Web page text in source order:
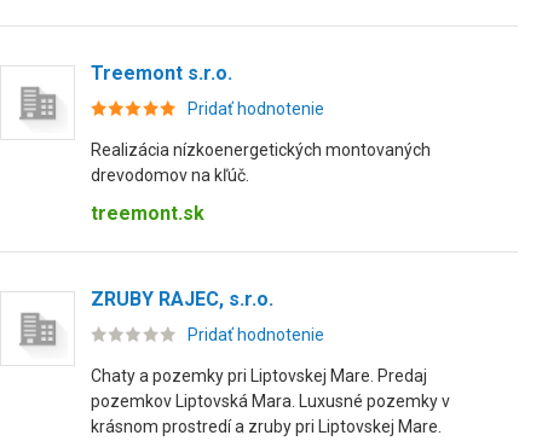
Treemont s.r.o.
Pridať hodnotenie
Realizácia nízkoenergetických montovaných
drevodomov na kľúč.
treemont.sk
ZRUBY RAJEC, s.r.o.
Pridať hodnotenie
Chaty a pozemky pri Liptovskej Mare. Predaj
pozemkov Liptovská Mara. Luxusné pozemky v
krásnom prostredí a zruby pri Liptovskej Mare.